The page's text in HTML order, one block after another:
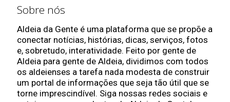
Sobre nós
Aldeia da Gente é uma plataforma que se propõe a
conectar notícias, histórias, dicas, serviços, fotos
e, sobretudo, interatividade. Feito por gente de
Aldeia para gente de Aldeia, dividimos com todos
os aldeienses a tarefa nada modesta de construir
um portal de informações que seja tão útil que se
torne imprescindível. Siga nossas redes sociais e